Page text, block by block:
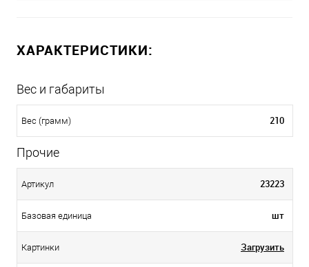
ХАРАКТЕРИСТИКИ:
Вес и габариты
Вес (грамм) 210
Прочие
Артикул 23223
Базовая единица шт
Картинки Загрузить